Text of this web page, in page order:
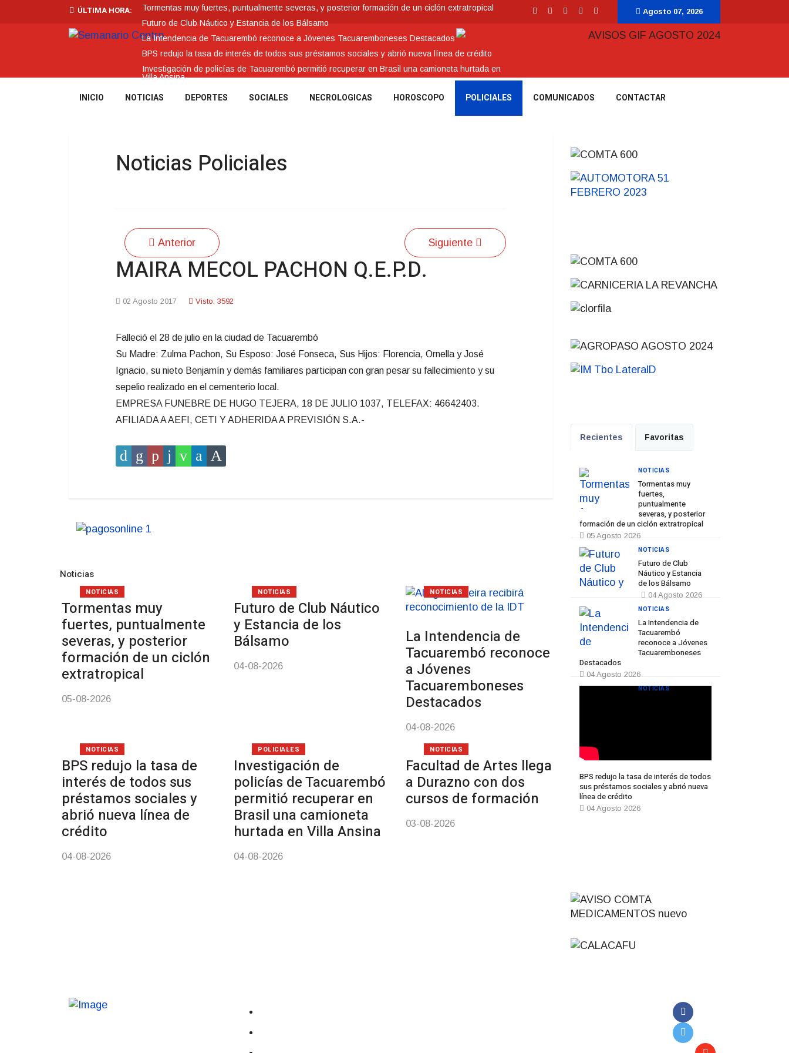
ÚLTIMA HORA:
Tormentas muy fuertes, puntualmente severas, y posterior formación de un ciclón extratropical
Futuro de Club Náutico y Estancia de los Bálsamo
La Intendencia de Tacuarembó reconoce a Jóvenes Tacuaremboneses Destacados
BPS redujo la tasa de interés de todos sus préstamos sociales y abrió nueva línea de crédito
Investigación de policías de Tacuarembó permitió recuperar en Brasil una camioneta hurtada en
Villa Ansina
Agosto 07, 2026
INICIO NOTICIAS DEPORTES SOCIALES NECROLOGICAS HOROSCOPO POLICIALES COMUNICADOS CONTACTAR
Noticias Policiales
Anterior Siguiente
MAIRA MECOL PACHON Q.E.P.D.
02 Agosto 2017 Visto: 3592
Falleció el 28 de julio en la ciudad de Tacuarembó
Su Madre: Zulma Pachon, Su Esposo: José Fonseca, Sus Hijos: Florencia, Ornella y José
Ignacio, su nieto Benjamín y demás familiares participan con gran pesar su fallecimiento y su
sepelio realizado en el cementerio local.
EMPRESA FUNEBRE DE HUGO TEJERA, 18 DE JULIO 1037, TELEFAX: 46642403.
AFILIADA A AEFI, CETI Y ADHERIDA A PREVISIÓN S.A.-
Noticias
Tormentas muy
fuertes, puntualmente
severas, y posterior
formación de un ciclón
extratropical
05-08-2026
NOTICIAS
Futuro de Club Náutico
y Estancia de los
Bálsamo
04-08-2026
NOTICIAS
La Intendencia de
Tacuarembó reconoce
a Jóvenes
Tacuaremboneses
Destacados
04-08-2026
NOTICIAS
BPS redujo la tasa de
interés de todos sus
préstamos sociales y
abrió nueva línea de
crédito
04-08-2026
NOTICIAS
Investigación de
policías de Tacuarembó
permitió recuperar en
Brasil una camioneta
hurtada en Villa Ansina
04-08-2026
POLICIALES
Facultad de Artes llega
a Durazno con dos
cursos de formación
03-08-2026
NOTICIAS
Recientes Favoritas
Tormentas muy
fuertes,
puntualmente
severas, y posterior
formación de un ciclón extratropical
05 Agosto 2026
NOTICIAS
Futuro de Club
Náutico y Estancia
de los Bálsamo
04 Agosto 2026
NOTICIAS
La Intendencia de
Tacuarembó
reconoce a Jóvenes
Tacuaremboneses
Destacados
04 Agosto 2026
NOTICIAS
BPS redujo la tasa de interés de todos
sus préstamos sociales y abrió nueva
línea de crédito
04 Agosto 2026
NOTICIAS